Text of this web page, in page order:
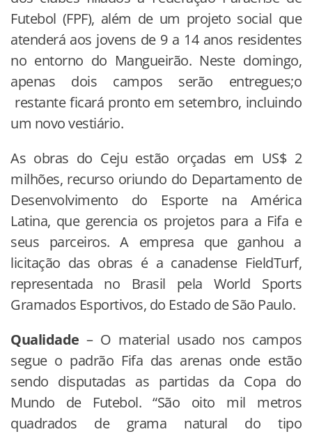
Futebol (FPF), além de um projeto social que
atenderá aos jovens de 9 a 14 anos residentes
no entorno do Mangueirão. Neste domingo,
apenas dois campos serão entregues;o
restante ficará pronto em setembro, incluindo
um novo vestiário.
As obras do Ceju estão orçadas em US$ 2
milhões, recurso oriundo do Departamento de
Desenvolvimento do Esporte na América
Latina, que gerencia os projetos para a Fifa e
seus parceiros. A empresa que ganhou a
licitação das obras é a canadense FieldTurf,
representada no Brasil pela World Sports
Gramados Esportivos, do Estado de São Paulo.
Qualidade – O material usado nos campos
segue o padrão Fifa das arenas onde estão
sendo disputadas as partidas da Copa do
Mundo de Futebol. “São oito mil metros
quadrados de grama natural do tipo